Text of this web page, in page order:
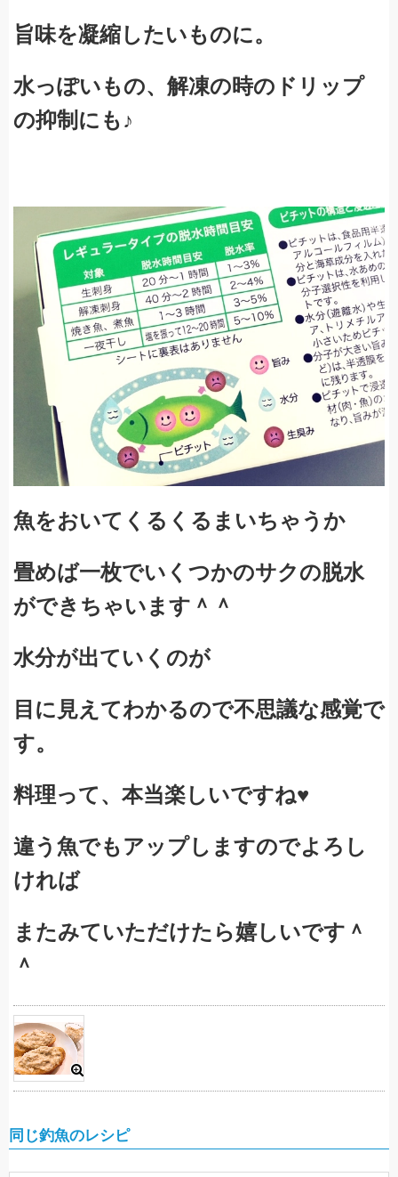
旨味を凝縮したいものに。
水っぽいもの、 解凍の時のドリップ
の抑制にも♪
魚をおいてくるくるまいちゃうか
畳めば一枚でいくつかのサクの脱水
ができちゃいます＾＾
水分が出ていくのが
目に見えてわかるので不思議な感覚で
す。
料理って、本当楽しいですね♥
違う魚でもアップしますのでよろし
ければ
またみていただけたら嬉しいです＾
＾
同じ釣魚のレシピ